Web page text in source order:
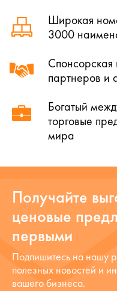
Широкая
3000
партнеров и
Богатый
торговые
мира
Получайте
ценовые
первыми
Подпишитесь на нашу
полезных новостей и
вашего бизнеса.